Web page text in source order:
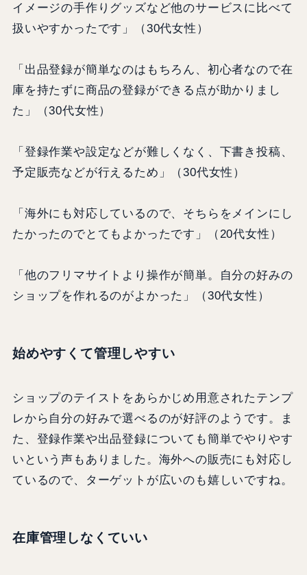
イメージの手作りグッズなど他のサービスに比べて
扱いやすかったです」（30代女性）
「出品登録が簡単なのはもちろん、初心者なので在
庫を持たずに商品の登録ができる点が助かりまし
た」（30代女性）
「登録作業や設定などが難しくなく、下書き投稿、
予定販売などが行えるため」（30代女性）
「海外にも対応しているので、そちらをメインにし
たかったのでとてもよかったです」（20代女性）
「他のフリマサイトより操作が簡単。自分の好みの
ショップを作れるのがよかった」（30代女性）
始めやすくて管理しやすい
ショップのテイストをあらかじめ用意されたテンプ
レから自分の好みで選べるのが好評のようです。ま
た、登録作業や出品登録についても簡単でやりやす
いという声もありました。海外への販売にも対応し
ているので、ターゲットが広いのも嬉しいですね。
在庫管理しなくていい